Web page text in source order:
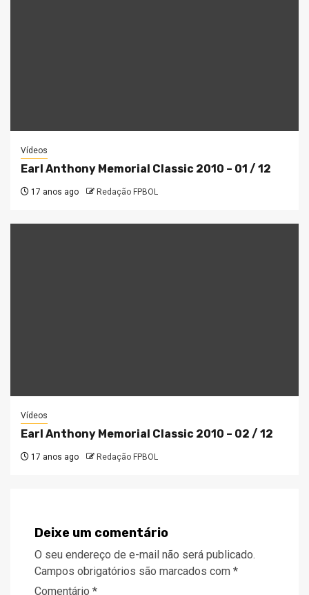
Vídeos
Earl Anthony Memorial Classic 2010 – 01 / 12
17 anos ago Redação FPBOL
Vídeos
Earl Anthony Memorial Classic 2010 – 02 / 12
17 anos ago Redação FPBOL
Deixe um comentário
O seu endereço de e-mail não será publicado.
Campos obrigatórios são marcados com *
Comentário *